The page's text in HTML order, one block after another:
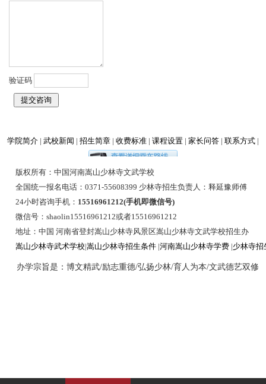
验证码
学院简介 | 武校新闻 | 招生简章 | 收费标准 | 课程设置 | 家长问答 | 联系方式 |
版权所有：中国河南嵩山少林寺文武学校
全国统一报名电话：0371-55608399 少林寺招生负责人：释延豫师傅
24小时咨询手机： 15516961212(手机即微信号)
微信号：shaolin15516961212或者15516961212
地址：中国 河南省登封嵩山少林寺风景区嵩山少林寺文武学校招生办
嵩山少林寺武术学校|嵩山少林寺招生条件 |河南嵩山少林寺学费 |少林寺招
办学宗旨是：博文精武/励志重德/弘扬少林/育人为本/文武德艺双修